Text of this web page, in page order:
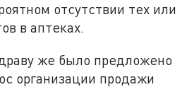
отсутствии тех или
в аптеках.
же было предложено
организации продажи